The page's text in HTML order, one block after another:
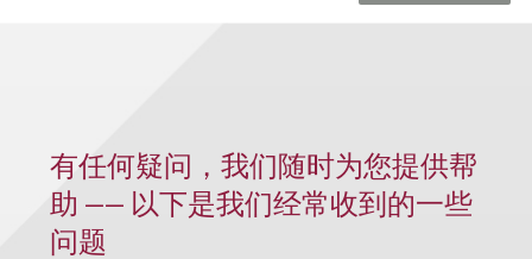
有任何疑问，我们随时为您提供帮
助 —— 以下是我们经常收到的一些
问题